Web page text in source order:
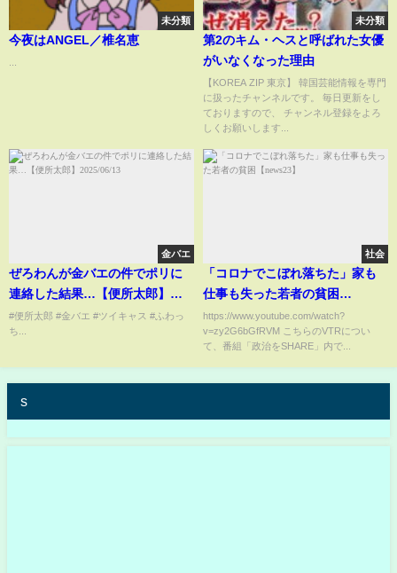
未分類
今夜はANGEL／椎名恵
未分類
第2のキム・ヘスと呼ばれた女優
がいなくなった理由
【KOREA ZIP 東京】 韓国芸能情報を専門
に扱ったチャンネルです。 毎日更新をし
ておりますので、 チャンネル登録をよろ
しくお願いします...
金バエ
ぜろわんが金バエの件でポリに
連絡した結果…【便所太郎】
2025/06/13
#便所太郎 #金バエ #ツイキャス #ふわっ
ち...
社会
「コロナでこぼれ落ちた」家も
仕事も失った若者の貧困
【news23】
https://www.youtube.com/watch?
v=zy2G6bGfRVM こちらのVTRについ
て、番組「政治をSHARE」内で...
s